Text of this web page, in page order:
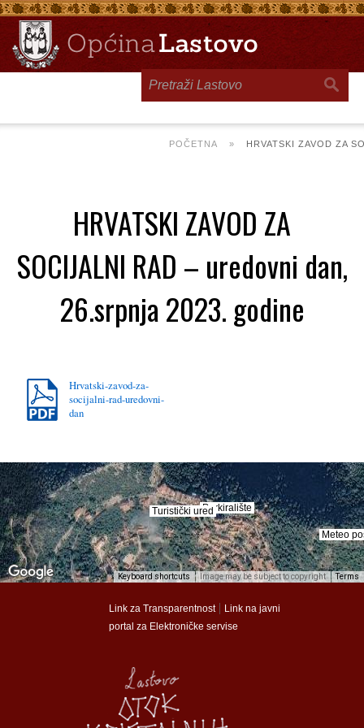
POČETNA » HRVATSKI ZAVOD ZA
HRVATSKI ZAVOD ZA
SOCIJALNI RAD – uredovni dan,
26.srpnja 2023. godine
Hrvatski-zavod-za-
socijalni-rad-uredovni-
dan
Meteo
Turistički uredParkiralište
Groblje
Meteo
Turistički uredParkiralište
Groblje
Keyboard shortcuts Image may be subject to copyright Terms
Link za Transparentnost| Link na javni
portal za Elektroničke servise